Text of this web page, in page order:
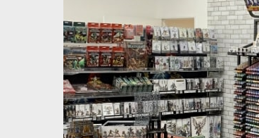
] ヴァランガード[83-51]
[スレイヴ・トゥ・ダークネス] ケイ
9,900円(税込)